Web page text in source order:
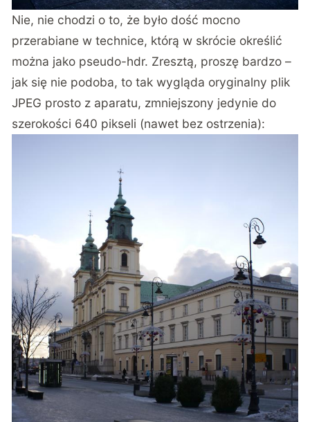
Nie, nie chodzi o to, że było dość mocno
przerabiane w technice, którą w skrócie określić
można jako pseudo-hdr. Zresztą, proszę bardzo –
jak się nie podoba, to tak wygląda oryginalny plik
JPEG prosto z aparatu, zmniejszony jedynie do
szerokości 640 pikseli (nawet bez ostrzenia):